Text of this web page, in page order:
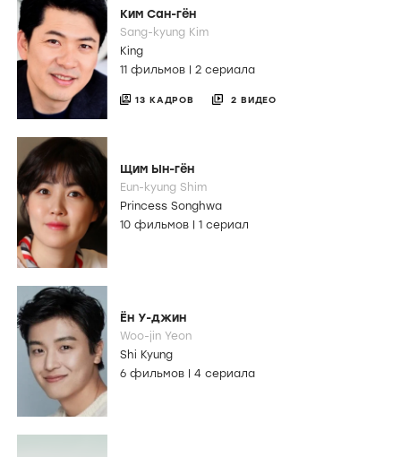
Ким Сан-гён
Sang-kyung Kim
King
11 фильмов | 2 сериала
13 КАДРОВ 2 ВИДЕО
Щим Ын-гён
Eun-kyung Shim
Princess Songhwa
10 фильмов
1 сериал
Ён У-джин
Woo-jin Yeon
Shi Kyung
6 фильмов
4 сериала